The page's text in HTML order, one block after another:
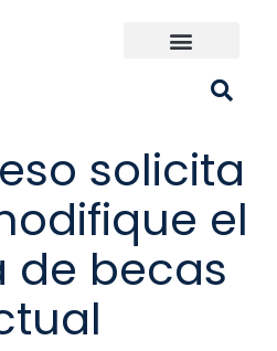
solicita
el
de becas